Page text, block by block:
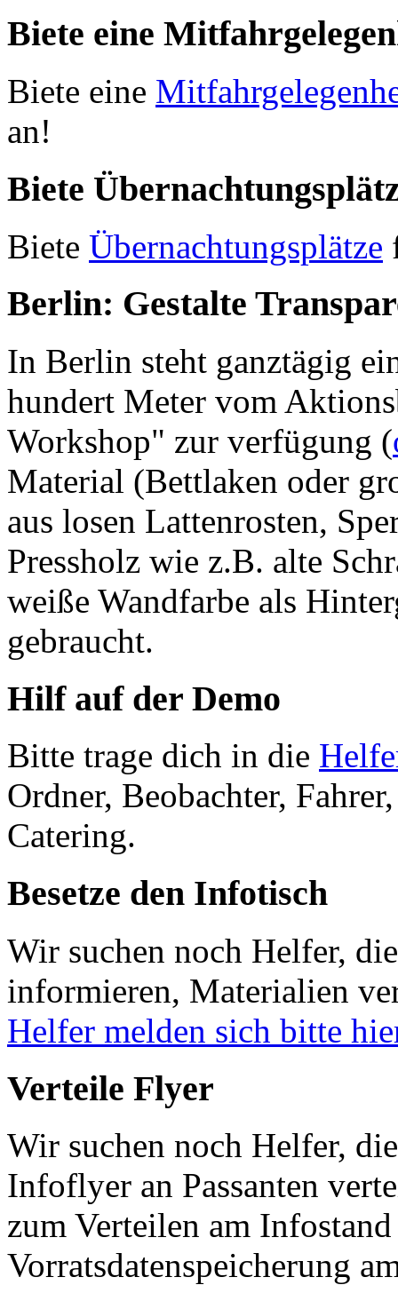
Biete eine
Biete eine
an!
Biete
Biete Übernachtungsplätze
Berlin: Gestalte
In Berlin steht ganztägig
hundert Meter vom
Workshop" zur verfügung (
Material (Bettlaken oder
aus losen Lattenrosten,
Pressholz wie z.B. alte
weiße Wandfarbe als
gebraucht.
Hilf auf der Demo
Bitte trage dich in die
Ordner, Beobachter,
Catering.
Besetze den Infotisch
Wir suchen noch Helfer,
informieren, Materialien
Helfer melden sich bitte
Verteile Flyer
Wir suchen noch Helfer,
Infoflyer an Passanten
zum Verteilen am
Vorratsdatenspeicherung